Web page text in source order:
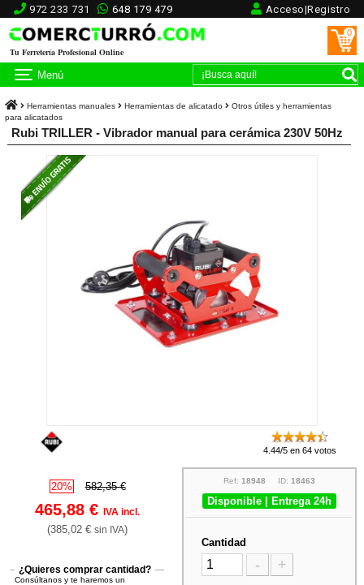
972 233 731 648 179 479 Acceso|Registro
Tu Ferretería Profesional Online
0
Menú
Herramientas manuales Herramientas de alicatado
Otros útiles y herramientas
para alicatados
Rubi TRILLER - Vibrador manual para cerámica 230V 50Hz
4.44/5 en 64 votos
20% 582,35 €
465,88 €IVA incl.
(385,02 €sin IVA)
¿Quieres comprar cantidad?
Consúltanos y te haremos un
Ref: 18948 ID: 18463
Disponible | Entrega 24h
Cantidad
- +